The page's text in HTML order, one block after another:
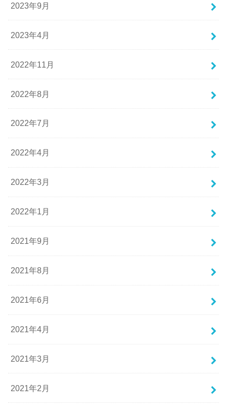
2023年9月
2023年4月
2022年11月
2022年8月
2022年7月
2022年4月
2022年3月
2022年1月
2021年9月
2021年8月
2021年6月
2021年4月
2021年3月
2021年2月